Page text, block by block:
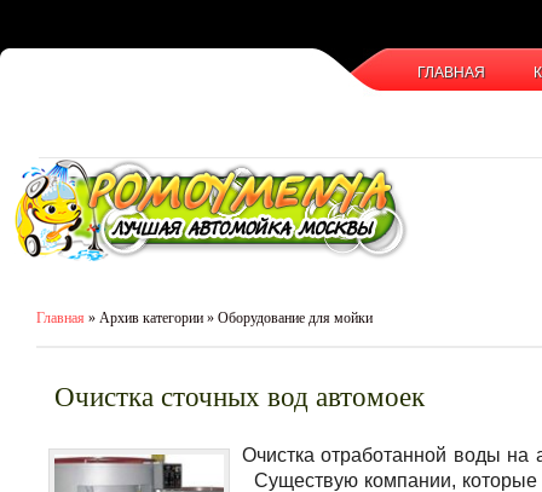
ГЛАВНАЯ
Главная » Архив категории » Оборудование для мойки
Очистка сточных вод автомоек
Очистка отработанной воды на
Существую компании, которые